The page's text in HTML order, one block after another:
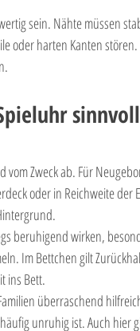
sein. Nähte müssen
oder harten Kanten
vom Zweck ab. Für
oder in Reichweite
beruhigend wirken,
Im Bettchen gilt
ins Bett.
überraschend
unruhig ist. Auch hier